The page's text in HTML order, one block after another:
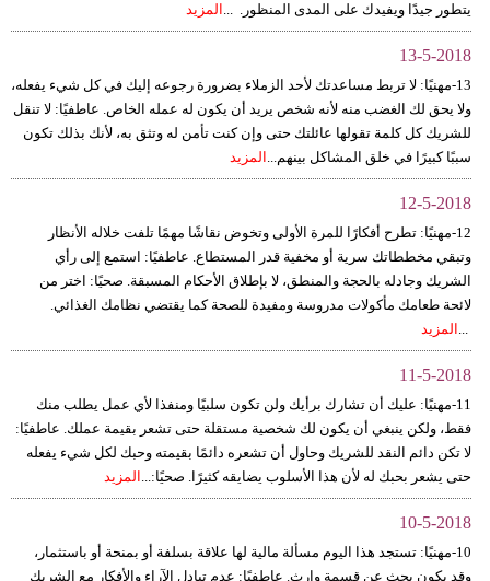
يتطور جيدًا ويفيدك على المدى المنظور. ... المزيد
13-5-2018
13-مهنيًا: لا تربط مساعدتك لأحد الزملاء بضرورة رجوعه إليك في كل شيء يفعله،
ولا يحق لك الغضب منه لأنه شخص يريد أن يكون له عمله الخاص. عاطفيًا: لا تنقل
للشريك كل كلمة تقولها عائلتك حتى وإن كنت تأمن له وتثق به، لأنك بذلك تكون
سببًا كبيرًا في خلق المشاكل بينهم... المزيد
12-5-2018
12-مهنيًا: تطرح أفكارًا للمرة الأولى وتخوض نقاشًا مهمًا تلفت خلاله الأنظار
وتبقي مخططاتك سرية أو مخفية قدر المستطاع. عاطفيًا: استمع إلى رأي
الشريك وجادله بالحجة والمنطق، لا بإطلاق الأحكام المسبقة. صحيًا: اختر من
لائحة طعامك مأكولات مدروسة ومفيدة للصحة كما يقتضي نظامك الغذائي.
... المزيد
11-5-2018
11-مهنيًا: عليك أن تشارك برأيك ولن تكون سلبيًا ومنفذا لأي عمل يطلب منك
فقط، ولكن ينبغي أن يكون لك شخصية مستقلة حتى تشعر بقيمة عملك. عاطفيًا:
لا تكن دائم النقد للشريك وحاول أن تشعره دائمًا بقيمته وحبك لكل شيء يفعله
حتى يشعر بحبك له لأن هذا الأسلوب يضايقه كثيرًا. صحيًا:... المزيد
10-5-2018
10-مهنيًا: تستجد هذا اليوم مسألة مالية لها علاقة بسلفة أو بمنحة أو باستثمار،
وقد يكون بحث عن قسمة وإرث. عاطفيًا: عدم تبادل الآراء والأفكار مع الشريك